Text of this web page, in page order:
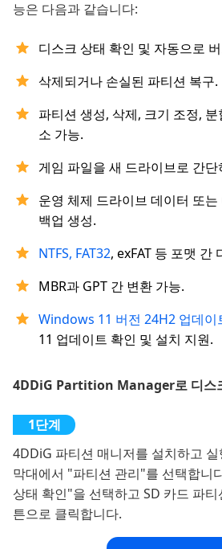
능은 다음과 같습니다:
디스크 상태 확인 및 자동으로
삭제되거나 손실된 파티션 복구.
파티션 생성, 삭제, 크기 조정,
소 가능.
게임 파일을 새 드라이브로 간단
운영 체제 드라이브 데이터 또
백업 생성.
NTFS, FAT32, exFAT 등 포맷 간
MBR과 GPT 간 변환 가능.
Windows 11 버전 24H2 업데이
11 업데이트 확인 및 설치 지원.
4DDiG Partition Manager로 디스
4DDiG 파티션 매니저를 설치하고
막대에서 "파티션 관리"를 선택합니
상태 확인"을 선택하고 SD 카드 파
튼으로 클릭합니다.